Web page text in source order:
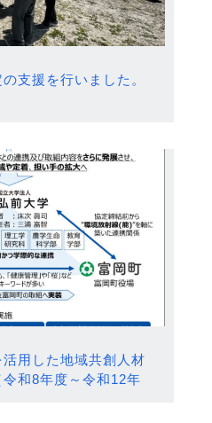
支援を行いました。
用した地域共創人材
和8年度～令和12年